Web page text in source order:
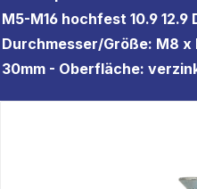
M5-M16 hochfest 10.9 12.9
Durchmesser/Größe: M8 x
30mm - Oberfläche: